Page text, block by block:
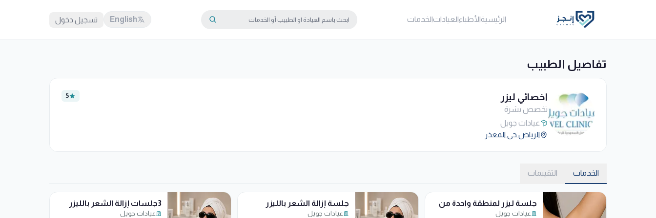
الرئيسيةالأطباءالعياداتالخدمات English تسجيل دخول
تفاصيل الطبيب
اخصائي ليزر
تخصص بشرة
5
عيادات جويل
الرياض حى المعذر
الخدمات التقييمات
جلسة ليزر لمنطقة واحدة من
اختيارك (وجه أو اندر ارم أو بكيني
عيادات جويل
جلسة إزالة الشعر بالليزر
لكامل الجسم ايليت أي كيو مع
عيادات جويل
3جلسات إزالة الشعر بالليزر
لكامل الجسم ايليت أي كيو مع
عيادات جويل